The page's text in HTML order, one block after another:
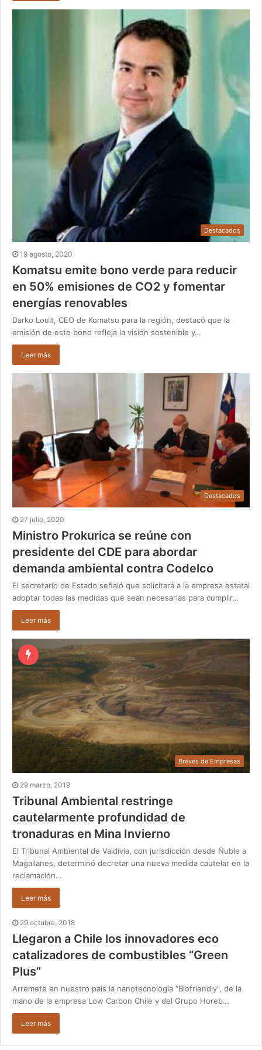
Destacados
19 agosto, 2020
Komatsu emite bono verde para reducir
en 50% emisiones de CO2 y fomentar
energías renovables
Darko Louit, CEO de Komatsu para la región, destacó que la
emisión de este bono refleja la visión sostenible y…
Leer más
Destacados
27 julio, 2020
Ministro Prokurica se reúne con
presidente del CDE para abordar
demanda ambiental contra Codelco
El secretario de Estado señaló que solicitará a la empresa estatal
adoptar todas las medidas que sean necesarias para cumplir…
Leer más
Breves de Empresas
29 marzo, 2019
Tribunal Ambiental restringe
cautelarmente profundidad de
tronaduras en Mina Invierno
El Tribunal Ambiental de Valdivia, con jurisdicción desde Ñuble a
Magallanes, determinó decretar una nueva medida cautelar en la
reclamación…
Leer más
29 octubre, 2018
Llegaron a Chile los innovadores eco
catalizadores de combustibles “Green
Plus”
Arremete en nuestro país la nanotecnología “Biofriendly”, de la
mano de la empresa Low Carbon Chile y del Grupo Horeb…
Leer más